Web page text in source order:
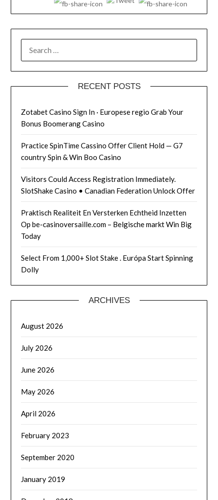
FOR:
RECENT POSTS
Zotabet Casino Sign In · Europese regio Grab Your
Bonus Boomerang Casino
Practice SpinTime Cassino Offer Client Hold — G7
country Spin & Win Boo Casino
Visitors Could Access Registration Immediately.
SlotShake Casino • Canadian Federation Unlock Offer
Praktisch Realiteit En Versterken Echtheid Inzetten
Op be-casinoversaille.com – Belgische markt Win Big
Today
Select From 1,000+ Slot Stake . Európa Start Spinning
Dolly
ARCHIVES
August 2026
July 2026
June 2026
May 2026
April 2026
February 2023
September 2020
January 2019